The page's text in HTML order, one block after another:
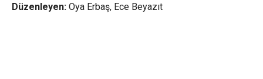
Düzenleyen: Oya Erbaş, Ece Beyazıt